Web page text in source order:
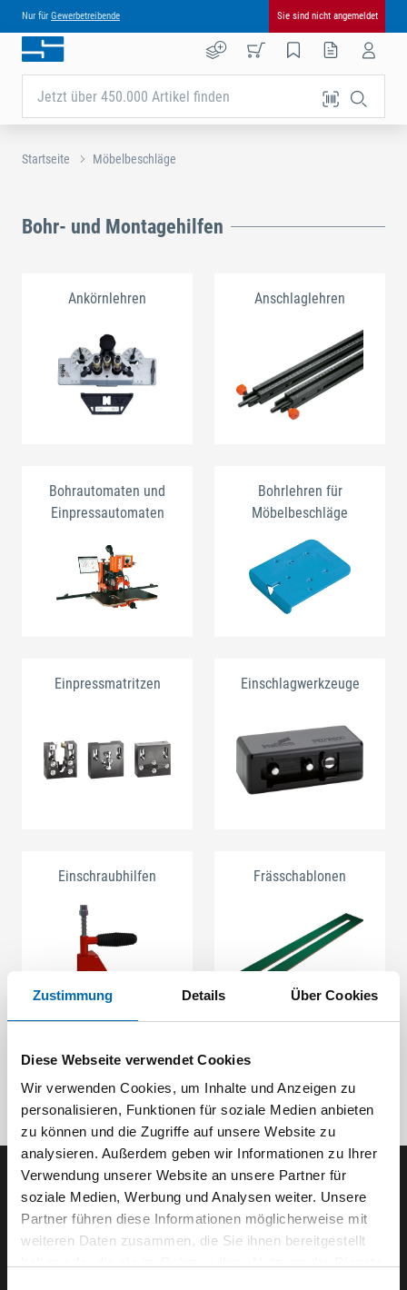
Zustimmung Details Über Cookies
Diese Webseite verwendet Cookies
Wir verwenden Cookies, um Inhalte und Anzeigen zu
personalisieren, Funktionen für soziale Medien anbieten
zu können und die Zugriffe auf unsere Website zu
analysieren. Außerdem geben wir Informationen zu Ihrer
Verwendung unserer Website an unsere Partner für
soziale Medien, Werbung und Analysen weiter. Unsere
Partner führen diese Informationen möglicherweise mit
weiteren Daten zusammen, die Sie ihnen bereitgestellt
Nur für Gewerbetreibende Sie sind nicht angemeldet
Jetzt über 450.000 Artikel finden
Startseite Möbelbeschläge
Bohr- und Montagehilfen
Ankörnlehren Anschlaglehren
Bohrautomaten und
Einpressautomaten
Bohrlehren für
Möbelbeschläge
Einpressmatritzen Einschlagwerkzeuge
Einschraubhilfen Frässchablonen
Der SEEFELDER Newsletter
E-Mail eingeben